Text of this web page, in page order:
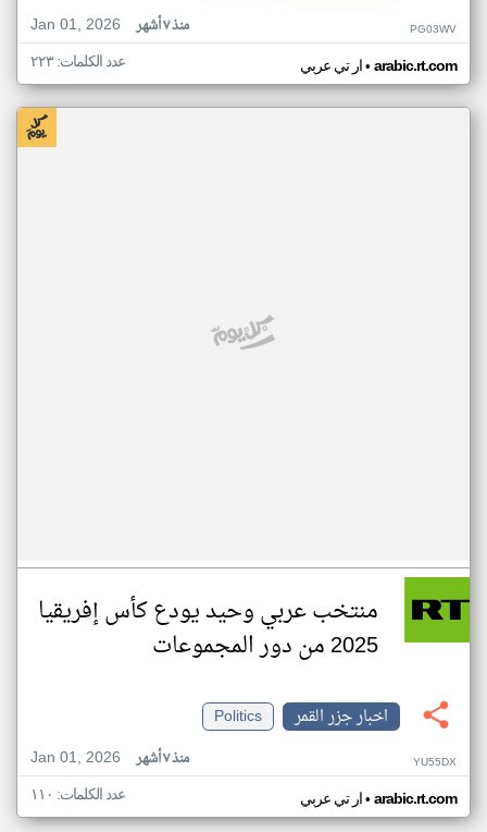
Jan 01, 2026
منذ ٧ أشهر PG03WV
ار تي عربي• arabic.rt.com عدد الكلمات: ٢٢٣
منتخب عربي وحيد يودع كأس إفريقيا
2025 من دور المجموعات
اخبار جزر القمر
Politics
Jan 01, 2026
منذ ٧ أشهر YU55DX
ار تي عربي• arabic.rt.com عدد الكلمات: ١١٠